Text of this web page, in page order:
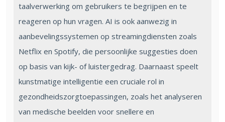
taalverwerking om gebruikers te begrijpen en te
reageren op hun vragen. AI is ook aanwezig in
aanbevelingssystemen op streamingdiensten zoals
Netflix en Spotify, die persoonlijke suggesties doen
op basis van kijk- of luistergedrag. Daarnaast speelt
kunstmatige intelligentie een cruciale rol in
gezondheidszorgtoepassingen, zoals het analyseren
van medische beelden voor snellere en